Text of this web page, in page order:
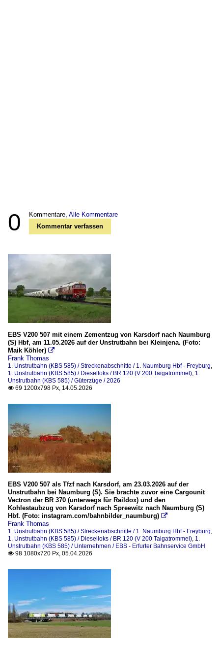
0 Kommentare, Alle Kommentare
Kommentar verfassen
EBS V200 507 mit einem Zementzug von Karsdorf nach Naumburg
(S) Hbf, am 11.05.2026 auf der Unstrutbahn bei Kleinjena. (Foto:
Maik Köhler) 
Frank Thomas
1. Unstrutbahn (KBS 585) / Streckenabschnitte / 1. Naumburg Hbf - Freyburg,
1. Unstrutbahn (KBS 585) / Dieselloks / BR 120 (V 200 Taigatrommel), 1.
Unstrutbahn (KBS 585) / Güterzüge / 2026
 69 1200x798 Px, 14.05.2026
EBS V200 507 als Tfzf nach Karsdorf, am 23.03.2026 auf der
Unstrutbahn bei Naumburg (S). Sie brachte zuvor eine Cargounit
Vectron der BR 370 (unterwegs für Raildox) und den
Kohlestaubzug von Karsdorf nach Spreewitz nach Naumburg (S)
Hbf. (Foto: instagram.com/bahnbilder_naumburg) 
Frank Thomas
1. Unstrutbahn (KBS 585) / Streckenabschnitte / 1. Naumburg Hbf - Freyburg,
1. Unstrutbahn (KBS 585) / Dieselloks / BR 120 (V 200 Taigatrommel), 1.
Unstrutbahn (KBS 585) / Unternehmen / EBS - Erfurter Bahnservice GmbH
 98 1080x720 Px, 05.04.2026